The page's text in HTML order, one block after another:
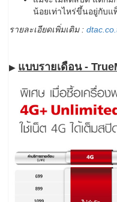
น้อยเท่าไหร่ขึ้นอยู่กับแ
รายละเอียดเพิ่มเติม :
▶ แบบรายเดือน -